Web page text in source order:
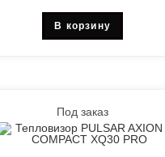
В корзину
Под заказ